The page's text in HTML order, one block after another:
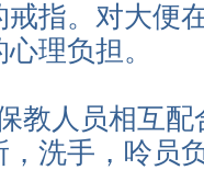
指。对大便
理负担。
教人员相互
洗手，呤员